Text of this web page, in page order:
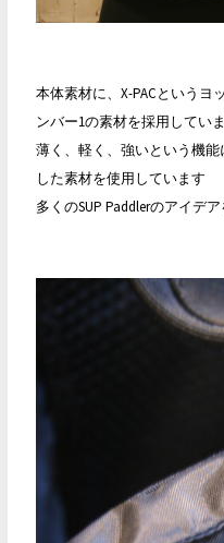
本体素材に、X-PACというヨ
ンバー1の素材を採用してい
薄く、軽く、強いという機
した素材を使用しています
多くのSUP Paddlerのアイデ